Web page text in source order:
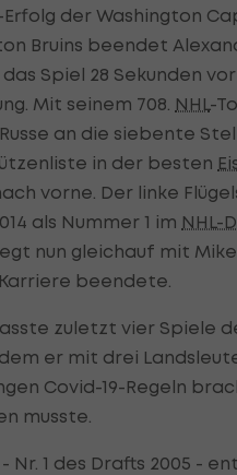
Erfolg der Washington
Bruins beendet
das Spiel 28 Sekunden
Mit seinem 708. NHL -
an die siebente
in der besten
vorne. Der linke
als Nummer 1 im NHL-
nun gleichauf mit
beendete.
zuletzt vier Spiele
er mit drei
Covid-19-Regeln
musste.
- Nr. 1 des Drafts 2005 -